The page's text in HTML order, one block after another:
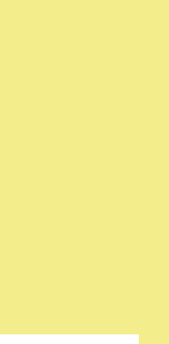
Toulouse